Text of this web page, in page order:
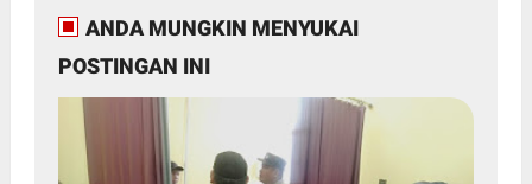
ANDA MUNGKIN MENYUKAI
POSTINGAN INI